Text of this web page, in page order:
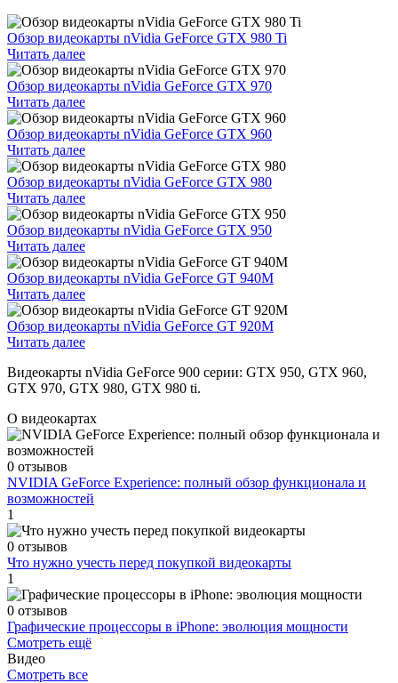
Обзор видеокарты nVidia GeForce GTX 980 Ti
Читать далее
Обзор видеокарты nVidia GeForce GTX 970
Читать далее
Обзор видеокарты nVidia GeForce GTX 960
Читать далее
Обзор видеокарты nVidia GeForce GTX 980
Читать далее
Обзор видеокарты nVidia GeForce GTX 950
Читать далее
Обзор видеокарты nVidia GeForce GT 940M
Читать далее
Обзор видеокарты nVidia GeForce GT 920M
Читать далее
Видеокарты nVidia GeForce 900 серии: GTX 950, GTX 960,
GTX 970, GTX 980, GTX 980 ti.
О видеокартах
0 отзывов
NVIDIA GeForce Experience: полный обзор функционала и
возможностей
1
0 отзывов
Что нужно учесть перед покупкой видеокарты
1
0 отзывов
Графические процессоры в iPhone: эволюция мощности
Смотреть ещё
Видео
Смотреть все